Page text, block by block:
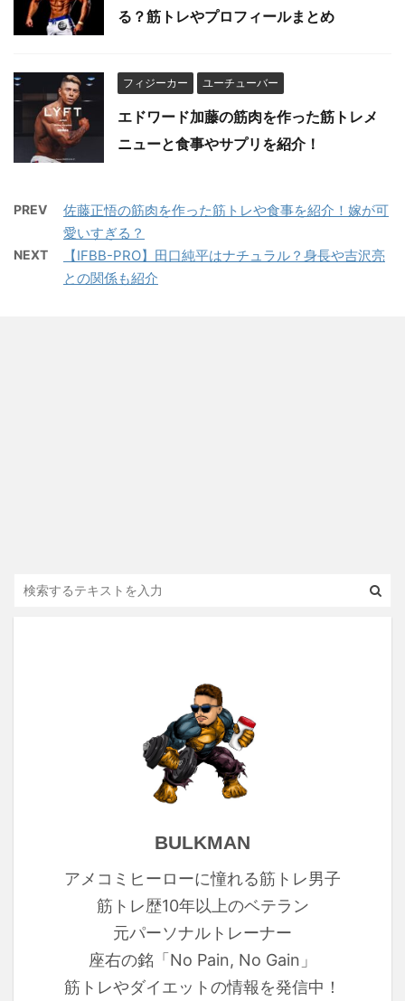
る？筋トレやプロフィールまとめ
フィジーカー ユーチューバー
エドワード加藤の筋肉を作った筋トレメ
ニューと食事やサプリを紹介！
PREV
佐藤正悟の筋肉を作った筋トレや食事を紹介！嫁が可
愛いすぎる？
NEXT
【IFBB-PRO】田口純平はナチュラル？身長や吉沢亮
との関係も紹介
BULKMAN
アメコミヒーローに憧れる筋トレ男子
筋トレ歴10年以上のベテラン
元パーソナルトレーナー
座右の銘「No Pain, No Gain」
筋トレやダイエットの情報を発信中！